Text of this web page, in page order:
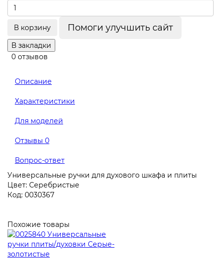
В корзину Помоги улучшить сайт
В закладки
0 отзывов
Описание
Характеристики
Для моделей
Отзывы 0
Вопрос-ответ
Универсальные ручки для духового шкафа и плиты
Цвет: Серебристые
Код: 0030367
Похожие товары